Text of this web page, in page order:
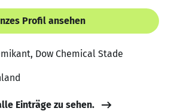
Profil ansehen
Dow Chemical Stade
Einträge zu sehen.